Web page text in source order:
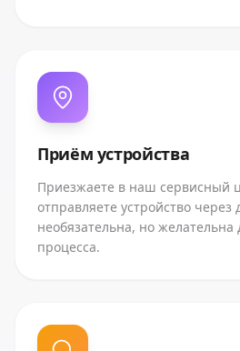
Приём устройства
Приезжаете в наш сервисный
отправляете устройство через
необязательна, но желательна
процесса.